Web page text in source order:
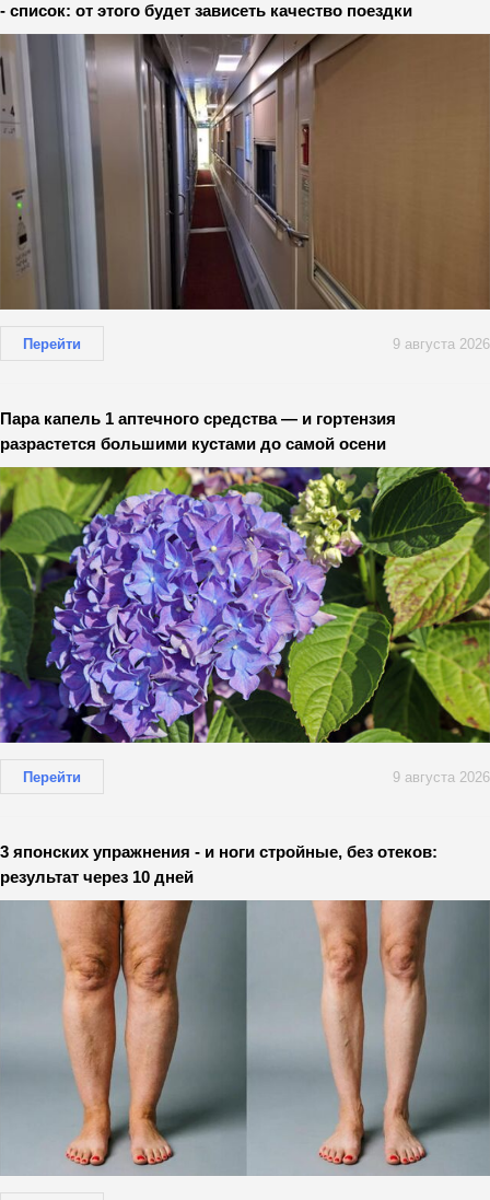
- список: от этого будет зависеть качество поездки
Перейти 9 августа 2026
Пара капель 1 аптечного средства — и гортензия
разрастется большими кустами до самой осени
Перейти 9 августа 2026
3 японских упражнения - и ноги стройные, без отеков:
результат через 10 дней